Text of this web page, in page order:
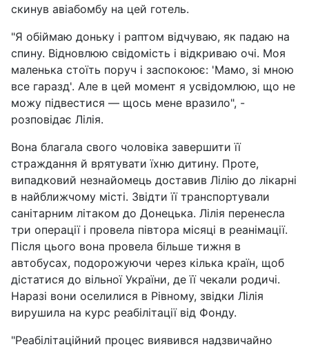
скинув авіабомбу на цей готель.
"Я обіймаю доньку і раптом відчуваю, як падаю на
спину. Відновлюю свідомість і відкриваю очі. Моя
маленька стоїть поруч і заспокоює: 'Мамо, зі мною
все гаразд'. Але в цей момент я усвідомлюю, що не
можу підвестися — щось мене вразило", -
розповідає Лілія.
Вона благала свого чоловіка завершити її
страждання й врятувати їхню дитину. Проте,
випадковий незнайомець доставив Лілію до лікарні
в найближчому місті. Звідти її транспортували
санітарним літаком до Донецька. Лілія перенесла
три операції і провела півтора місяці в реанімації.
Після цього вона провела більше тижня в
автобусах, подорожуючи через кілька країн, щоб
дістатися до вільної України, де її чекали родичі.
Наразі вони оселилися в Рівному, звідки Лілія
вирушила на курс реабілітації від Фонду.
"Реабілітаційний процес виявився надзвичайно